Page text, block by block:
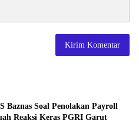
Baznas Soal Penolakan Payroll
Reaksi Keras PGRI Garut